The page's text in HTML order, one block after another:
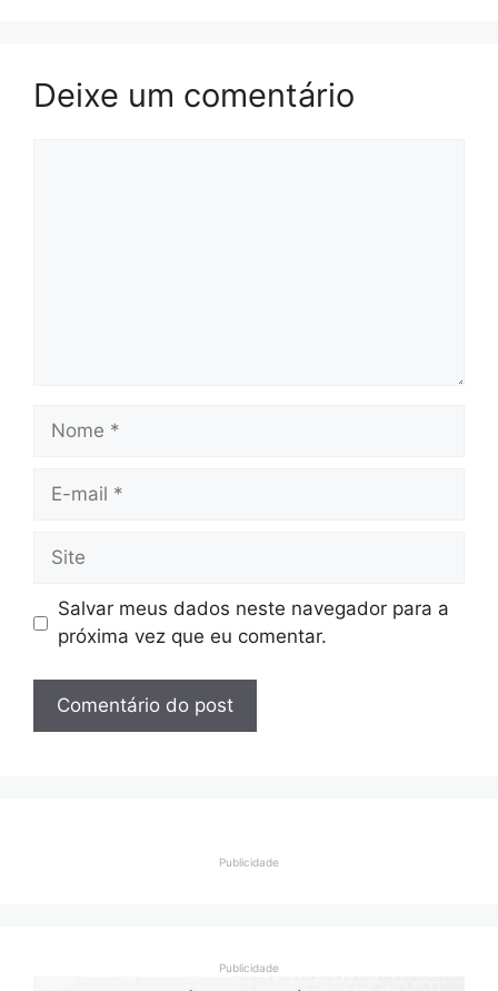
Deixe um comentário
Nome
Site
Salvar meus dados neste navegador para a
próxima vez que eu comentar.
Publicidade
Publicidade